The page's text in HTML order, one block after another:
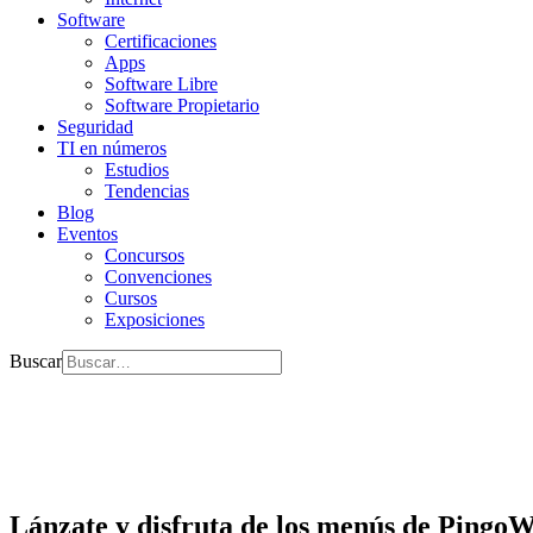
Software
Certificaciones
Apps
Software Libre
Software Propietario
Seguridad
TI en números
Estudios
Tendencias
Blog
Eventos
Concursos
Convenciones
Cursos
Exposiciones
Buscar
Lánzate y disfruta de los menús de